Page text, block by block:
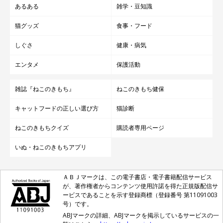
あるある 雑学・豆知識
猫グッズ 食事・フード
しぐさ 健康・病気
エンタメ 保護活動
雑誌『ねこのきもち』 ねこのきもち健保
キャットフードの正しい選び方 猫診断
ねこのきもちクイズ 購読者専用ページ
いぬ・ねこのきもちアプリ
ＡＢＪマークは、この電子書店・電子書籍配信サービス
が、著作権者からコンテンツ使用許諾を得た正規版配信サ
ービスであることを示す登録商標（登録番号 第11091003
号）です。
ABJマークの詳細、ABJマークを掲示しているサービスの一